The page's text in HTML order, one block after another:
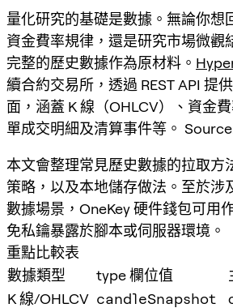
量化研究的基礎是數據。無論你想
資金費率規律，還是研究市場微觀
完整的歷史數據作為原材料。
續合約交易所，透過 REST API 提
面，涵蓋 K 線（OHLCV）、資金
單成交明細及清算事件等。
本文會整理常見歷史數據的拉取方
策略，以及本地儲存做法。至於涉
數據場景，OneKey 硬件錢包可用
免私鑰暴露於腳本或伺服器環境。
重點比較表
數據類型
type 欄位值
K 線/OHLCV candleSnapshot